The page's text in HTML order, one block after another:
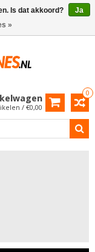
0
/ €0,00
Is dat akkoord?
Ja
»